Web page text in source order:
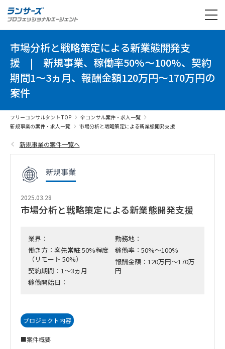
市場分析と戦略策定による新業態開発支
援 | 新規事業、稼働率50%～100%、契約
期間1～3ヵ月、報酬金額120万円～170万円の
案件
フリーコンサルタント TOP
全コンサル案件・求人一覧
新規事業の案件・求人一覧
市場分析と戦略策定による新業態開発支援
新規事業の案件一覧へ
新規事業
2025.03.28
市場分析と戦略策定による新業態開発支援
業界：
働き方：客先常駐 50%程度
（リモート 50%）
契約期間：1～3ヵ月
稼働開始日：
勤務地：
稼働率：50%～100%
報酬金額：120万円～170万
円
プロジェクト内容
■案件概要